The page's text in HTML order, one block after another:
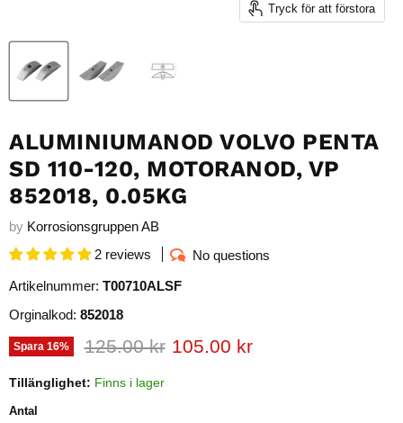
Tryck för att förstora
ALUMINIUMANOD VOLVO PENTA
SD 110-120, MOTORANOD, VP
852018, 0.05KG
by Korrosionsgruppen AB
2 reviews
No questions
Artikelnummer: T00710ALSF
Orginalkod: 852018
Spara 16% Ursprungligt pris
125.00 kr Nuvarande pris
105.00 kr
Tillänglighet: Finns i lager
Antal